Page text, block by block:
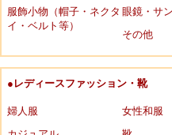
服飾小物（帽子・ネクタ
イ・ベルト等）
眼鏡・サ
その他
●レディースファッション・靴
婦人服
女性和服